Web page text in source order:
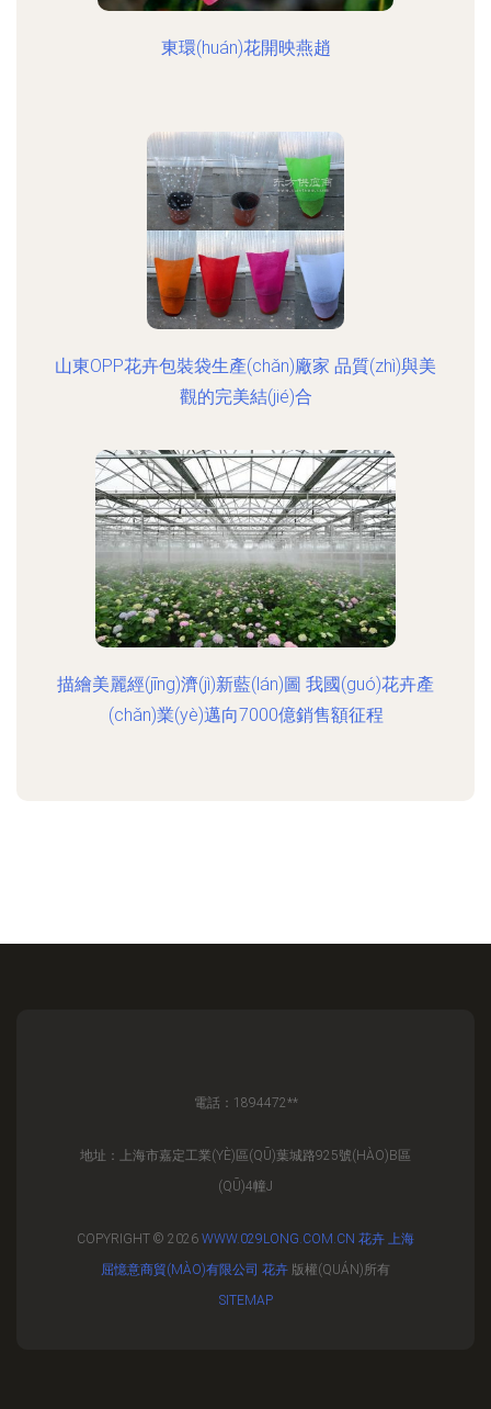
東環(huán)花開映燕趙
山東OPP花卉包裝袋生產(chǎn)廠家 品質(zhì)與美
觀的完美結(jié)合
描繪美麗經(jīng)濟(jì)新藍(lán)圖 我國(guó)花卉產
(chǎn)業(yè)邁向7000億銷售額征程
電話：1894472**
地址：上海市嘉定工業(YÈ)區(QŪ)葉城路925號(HÀO)B區
(QŪ)4幢J
COPYRIGHT © 2026 WWW.029LONG.COM.CN 花卉 上海
屈憶意商貿(MÀO)有限公司 花卉 版權(QUÁN)所有
SITEMAP